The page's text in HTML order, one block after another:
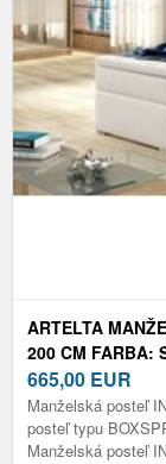
ARTELTA
200 CM FARBA:
665,00 EUR
Manželská posteľ
posteľ typu
Manželská posteľ